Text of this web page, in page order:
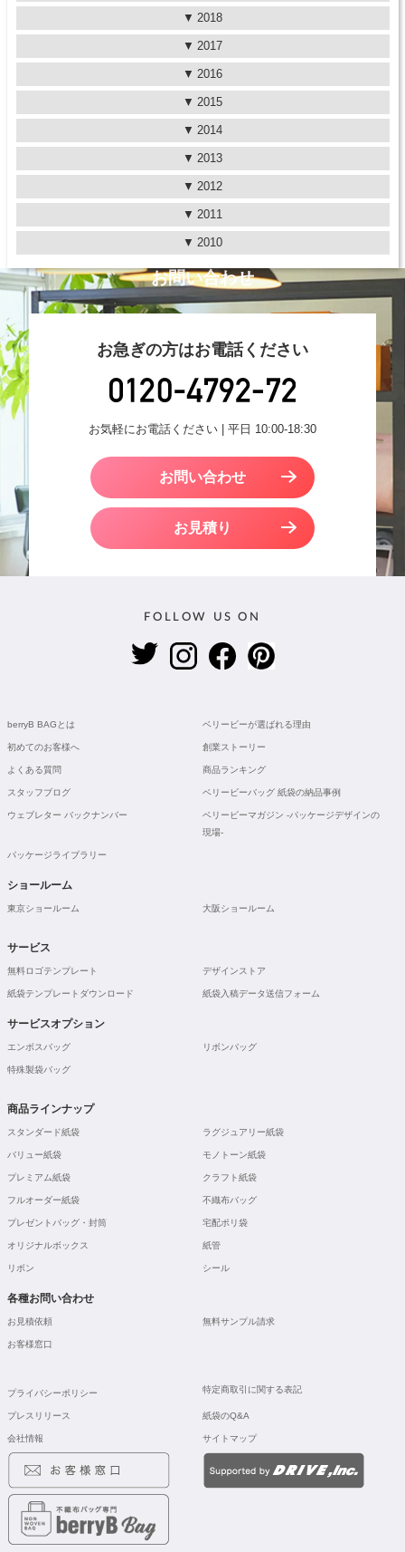
2018
2017
2016
2015
2014
2013
2012
2011
2010
お問い合わせ
お急ぎの方はお電話ください
お気軽にお電話ください | 平日 10:00-18:30
お問い合わせ
お見積り
FOLLOW US ON
berryB BAGとは ベリービーが選ばれる理由
初めてのお客様へ 創業ストーリー
よくある質問 商品ランキング
スタッフブログ ベリービーバッグ 紙袋の納品事例
ウェブレター バックナンバー
ベリービーマガジン -パッケージデザインの
現場-
パッケージライブラリー
ショールーム
東京ショールーム 大阪ショールーム
サービス
無料ロゴテンプレート デザインストア
紙袋テンプレートダウンロード 紙袋入稿データ送信フォーム
サービスオプション
エンボスバッグ リボンバッグ
特殊製袋バッグ
商品ラインナップ
スタンダード紙袋 ラグジュアリー紙袋
バリュー紙袋 モノトーン紙袋
プレミアム紙袋 クラフト紙袋
フルオーダー紙袋 不織布バッグ
プレゼントバッグ・封筒 宅配ポリ袋
オリジナルボックス 紙管
リボン シール
各種お問い合わせ
お見積依頼 無料サンプル請求
お客様窓口
プライバシーポリシー 特定商取引に関する表記
プレスリリース 紙袋のQ&A
会社情報 サイトマップ